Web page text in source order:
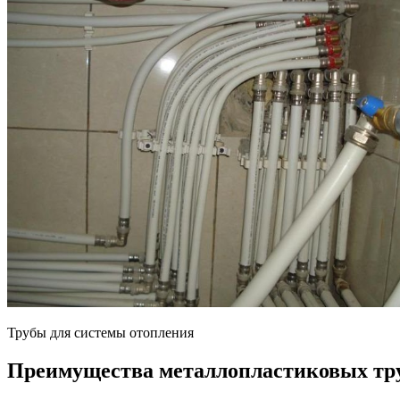
Трубы для системы отопления
Преимущества металлопластиковых